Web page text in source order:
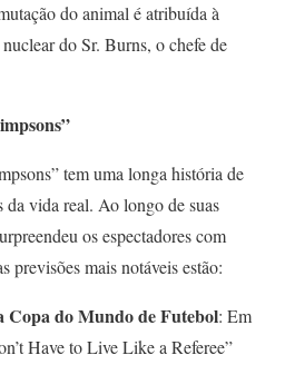
do animal é atribuída à
do Sr. Burns, o chefe de
tem uma longa história de
da vida real. Ao longo de suas
os espectadores com
previsões mais notáveis estão:
do Mundo de Futebol: Em
Have to Live Like a Referee”